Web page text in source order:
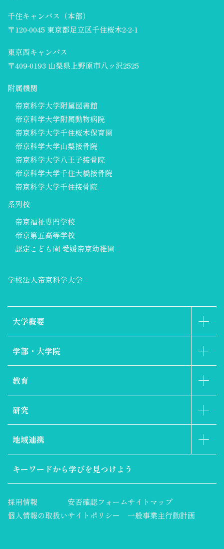
千住キャンパス（本部）
〒120-0045 東京都足立区千住桜木2-2-1
東京西キャンパス
〒409-0193 山梨県上野原市八ッ沢2525
附属機関
帝京科学大学附属図書館
帝京科学大学附属動物病院
帝京科学大学千住桜木保育園
帝京科学大学山梨接骨院
帝京科学大学八王子接骨院
帝京科学大学千住大橋接骨院
帝京科学大学千住接骨院
系列校
帝京福祉専門学校
帝京第五高等学校
認定こども園 愛媛帝京幼稚園
学校法人帝京科学大学
大学概要
学部・大学院
教育
研究
地域連携
キーワードから学びを見つけよう
採用情報 安否確認フォームサイトマップ
個人情報の取扱いサイトポリシー 一般事業主行動計画